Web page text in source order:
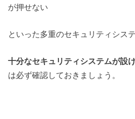
が押せない
といった多重のセキュリティシス
十分なセキュリティシステムが設
は必ず確認しておきましょう。